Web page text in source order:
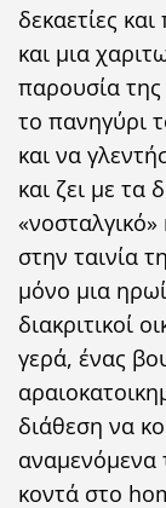
δεκαετίες
και μια
παρουσία
το πανηγύρι
και να
και ζει με τα
στην ταινία
μόνο μια
διακριτικοί
γερά, ένας
διάθεση να
αναμενόμενα
κοντά στο